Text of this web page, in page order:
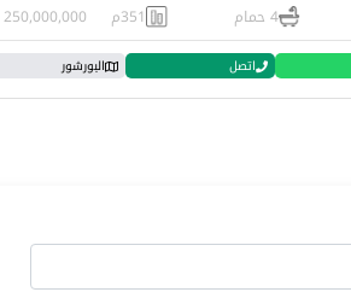
4 حمام 351م 250,000,000 ج.م
اتصل البورشور